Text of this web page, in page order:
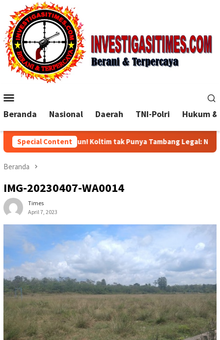
Loncat
konten
Mobile
Beranda Nasional Daerah TNI-Polri Hukum
Special Content
Dibangun! Koltim tak Punya Tambang Legal: Nantinya Dari
Beranda
IMG-20230407-WA0014
Times
April 7, 2023